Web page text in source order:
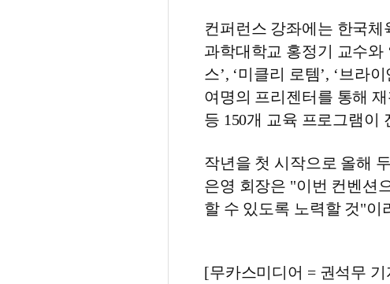
컨퍼런스 강좌에는 한국
과학대학교 홍정기 교수와
스’, ‘미클리 로템’, ‘브라
여명의 프리젠터를 통해
등 150개 교육 프로그램이
작년을 첫 시작으로 올해
은영 회장은 "이번 컨벤션
할 수 있도록 노력할 것"이
[무카스미디어 = 권석무 기